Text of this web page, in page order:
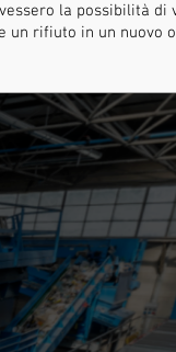
la possibilità
rifiuto in un nuovo